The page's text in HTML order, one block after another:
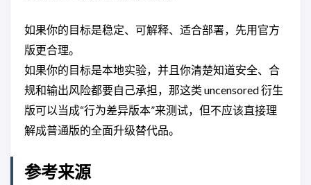
如果你的目标是稳定、可解释、适合部署，先用官方
版更合理。
如果你的目标是本地实验，并且你清楚知道安全、合
规和输出风险都要自己承担，那这类 uncensored 衍生
版可以当成“行为差异版本”来测试，但不应该直接理
解成普通版的全面升级替代品。
参考来源